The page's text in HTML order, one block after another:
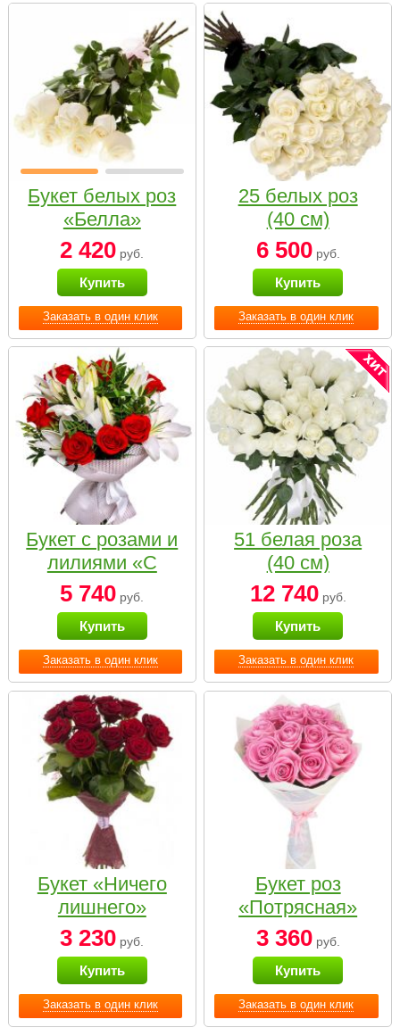
Заказать в один клик
Букет белых роз
«Белла»
2 420 руб.
Купить
Заказать в один клик
25 белых роз
(40 см)
6 500руб.
Купить
Заказать в один клик
Букет с розами и
лилиями «С
наилучшими
пожеланиями»
5 740 руб.
Купить
Заказать в один клик
51 белая роза
(40 см)
12 740руб.
Купить
Заказать в один клик
Букет «Ничего
лишнего»
3 230 руб.
Купить
Заказать в один клик
Букет роз
«Потрясная»
3 360руб.
Купить